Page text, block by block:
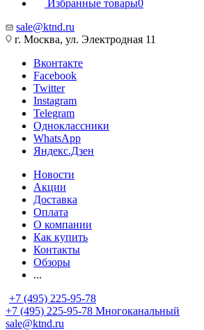
Избранные товары0
sale@ktnd.ru
г. Москва, ул. Электродная 11
Вконтакте
Facebook
Twitter
Instagram
Telegram
Одноклассники
WhatsApp
Яндекс.Дзен
Новости
Акции
Доставка
Оплата
О компании
Как купить
Контакты
Обзоры
...
+7 (495) 225-95-78
+7 (495) 225-95-78 Многоканальный
sale@ktnd.ru